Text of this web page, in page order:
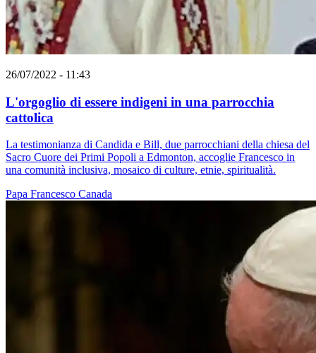
26/07/2022 - 11:43
L'orgoglio di essere indigeni in una parrocchia
cattolica
La testimonianza di Candida e Bill, due parrocchiani della chiesa del
Sacro Cuore dei Primi Popoli a Edmonton, accoglie Francesco in
una comunità inclusiva, mosaico di culture, etnie, spiritualità.
Papa Francesco Canada